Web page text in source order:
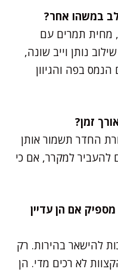
מחית תמרים עם
נותן וייב שונה,
בפה והגיוון
החדר תשמור אותן
גם להעביר למקרר, אם כי
מספיק אם הן עדיין
להישאר בהירות. רק
לא רכים מדי. הן